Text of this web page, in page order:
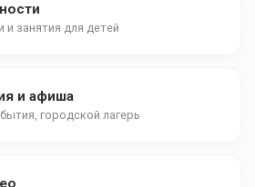
и занятия для детей
и афиша
городской лагерь